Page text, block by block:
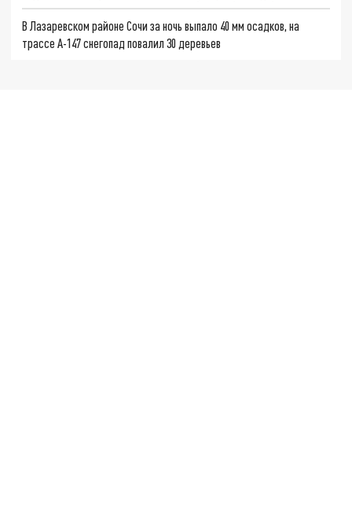
В Лазаревском районе Сочи за ночь выпало 40 мм осадков, на
трассе А-147 снегопад повалил 30 деревьев